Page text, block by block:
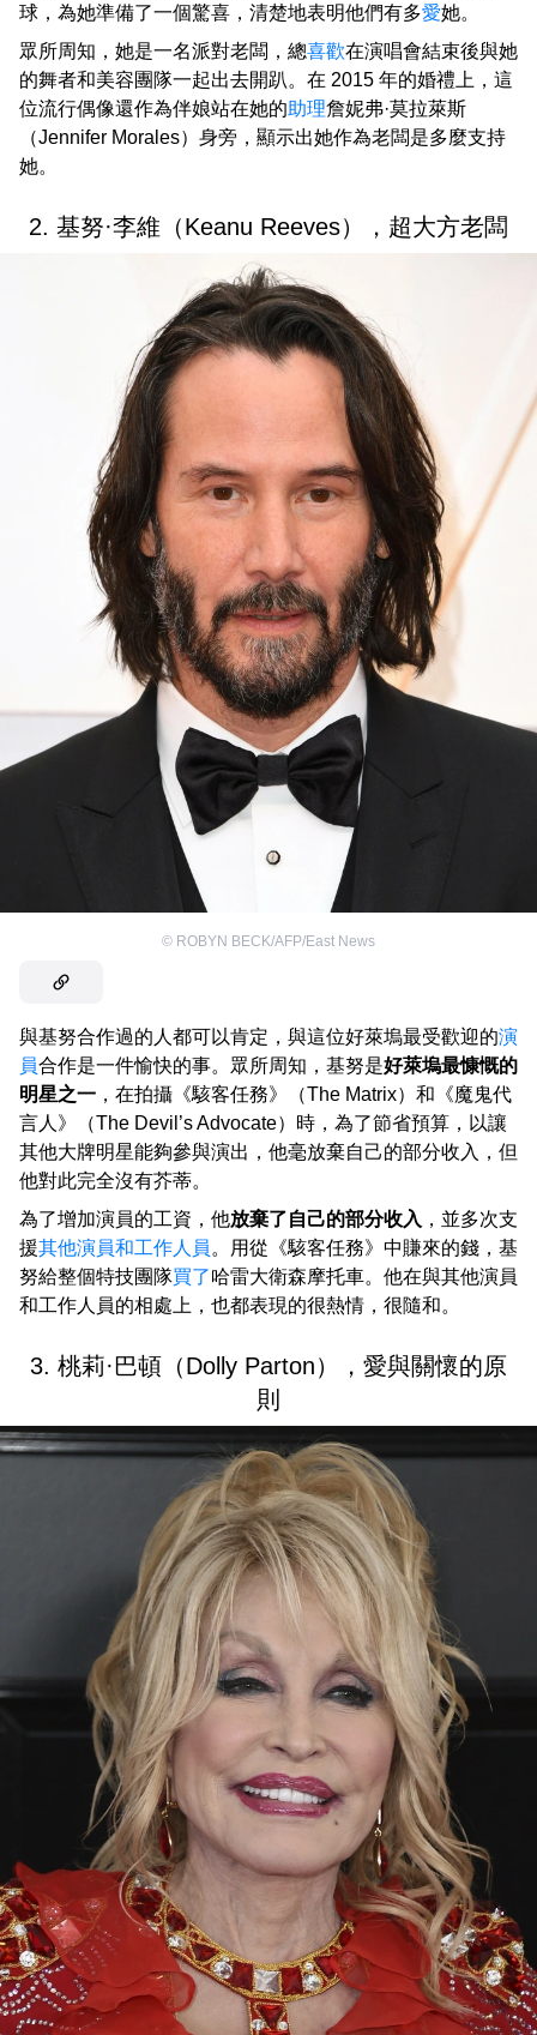
球，為她準備了一個驚喜，清楚地表明他們有多愛她。
眾所周知，她是一名派對老闆，總喜歡在演唱會結束後與她
的舞者和美容團隊一起出去開趴。在 2015 年的婚禮上，這
位流行偶像還作為伴娘站在她的助理詹妮弗·莫拉萊斯
（Jennifer Morales）身旁，顯示出她作為老闆是多麼支持
她。
2. 基努·李維（Keanu Reeves），超大方老闆
© ROBYN BECK/AFP/East News
與基努合作過的人都可以肯定，與這位好萊塢最受歡迎的演
員合作是一件愉快的事。眾所周知，基努是好萊塢最慷慨的
明星之一 ，在拍攝《駭客任務》（The Matrix）和《魔鬼代
言人》（The Devil’s Advocate）時，為了節省預算，以讓
其他大牌明星能夠參與演出，他毫放棄自己的部分收入，但
他對此完全沒有芥蒂。
為了增加演員的工資，他放棄了自己的部分收入 ，並多次支
援其他演員和工作人員 。用從《駭客任務》中賺來的錢，基
努給整個特技團隊買了哈雷大衛森摩托車。他在與其他演員
和工作人員的相處上，也都表現的很熱情，很隨和。
3. 桃莉·巴頓（Dolly Parton），愛與關懷的原
則